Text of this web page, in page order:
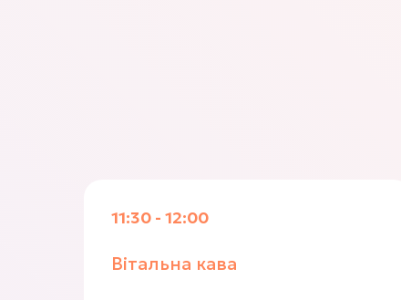
11:30 - 12:00
Вітальна кава